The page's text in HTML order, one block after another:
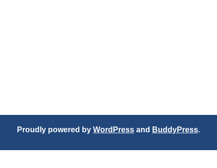
Proudly powered by WordPress and BuddyPress.